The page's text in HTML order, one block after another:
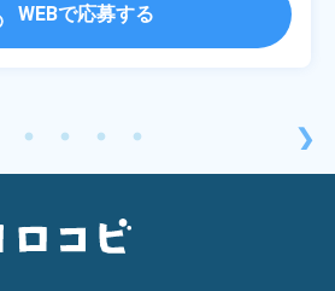
WEBで応募する
❯